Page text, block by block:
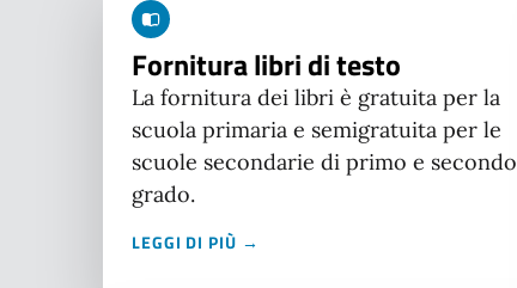
Fornitura libri di testo
La fornitura dei libri è gratuita per la
scuola primaria e semigratuita per le
scuole secondarie di primo e secondo
grado.
LEGGI DI PIÙ →